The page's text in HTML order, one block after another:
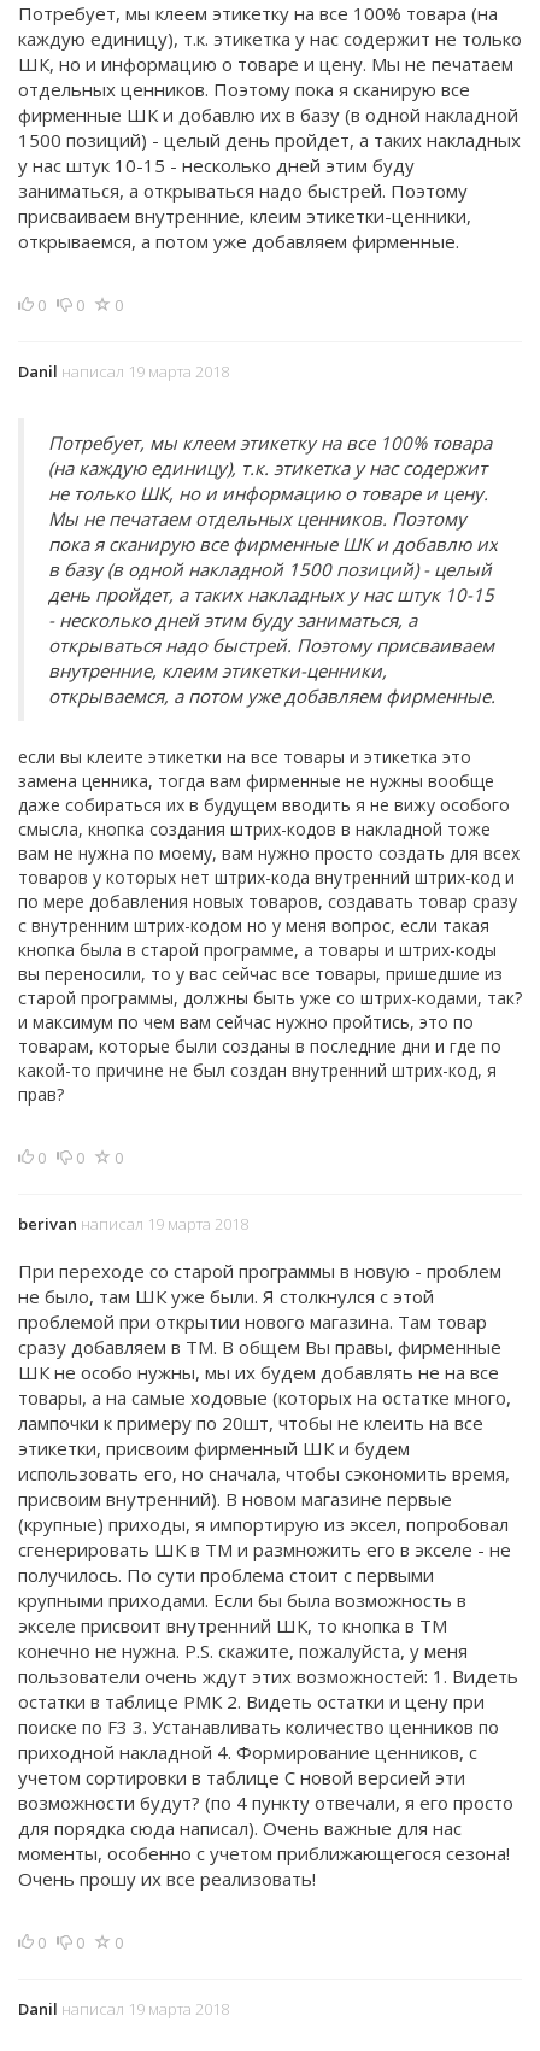
Потребует, мы клеем этикетку на все 100% товара (на
каждую единицу), т.к. этикетка у нас содержит не только
ШК, но и информацию о товаре и цену. Мы не печатаем
отдельных ценников. Поэтому пока я сканирую все
фирменные ШК и добавлю их в базу (в одной накладной
1500 позиций) - целый день пройдет, а таких накладных
у нас штук 10-15 - несколько дней этим буду
заниматься, а открываться надо быстрей. Поэтому
присваиваем внутренние, клеим этикетки-ценники,
открываемся, а потом уже добавляем фирменные.
0 0 0
Danil написал 19 марта 2018
Потребует, мы клеем этикетку на все 100% товара
(на каждую единицу), т.к. этикетка у нас содержит
не только ШК, но и информацию о товаре и цену.
Мы не печатаем отдельных ценников. Поэтому
пока я сканирую все фирменные ШК и добавлю их
в базу (в одной накладной 1500 позиций) - целый
день пройдет, а таких накладных у нас штук 10-15
- несколько дней этим буду заниматься, а
открываться надо быстрей. Поэтому присваиваем
внутренние, клеим этикетки-ценники,
открываемся, а потом уже добавляем фирменные.
если вы клеите этикетки на все товары и этикетка это
замена ценника, тогда вам фирменные не нужны вообще
даже собираться их в будущем вводить я не вижу особого
смысла, кнопка создания штрих-кодов в накладной тоже
вам не нужна по моему, вам нужно просто создать для всех
товаров у которых нет штрих-кода внутренний штрих-код и
по мере добавления новых товаров, создавать товар сразу
с внутренним штрих-кодом но у меня вопрос, если такая
кнопка была в старой программе, а товары и штрих-коды
вы переносили, то у вас сейчас все товары, пришедшие из
старой программы, должны быть уже со штрих-кодами, так?
и максимум по чем вам сейчас нужно пройтись, это по
товарам, которые были созданы в последние дни и где по
какой-то причине не был создан внутренний штрих-код, я
прав?
0 0 0
berivan написал 19 марта 2018
При переходе со старой программы в новую - проблем
не было, там ШК уже были. Я столкнулся с этой
проблемой при открытии нового магазина. Там товар
сразу добавляем в ТМ. В общем Вы правы, фирменные
ШК не особо нужны, мы их будем добавлять не на все
товары, а на самые ходовые (которых на остатке много,
лампочки к примеру по 20шт, чтобы не клеить на все
этикетки, присвоим фирменный ШК и будем
использовать его, но сначала, чтобы сэкономить время,
присвоим внутренний). В новом магазине первые
(крупные) приходы, я импортирую из эксел, попробовал
сгенерировать ШК в ТМ и размножить его в экселе - не
получилось. По сути проблема стоит с первыми
крупными приходами. Если бы была возможность в
экселе присвоит внутренний ШК, то кнопка в ТМ
конечно не нужна. P.S. скажите, пожалуйста, у меня
пользователи очень ждут этих возможностей: 1. Видеть
остатки в таблице РМК 2. Видеть остатки и цену при
поиске по F3 3. Устанавливать количество ценников по
приходной накладной 4. Формирование ценников, с
учетом сортировки в таблице С новой версией эти
возможности будут? (по 4 пункту отвечали, я его просто
для порядка сюда написал). Очень важные для нас
моменты, особенно с учетом приближающегося сезона!
Очень прошу их все реализовать!
0 0 0
Danil написал 19 марта 2018